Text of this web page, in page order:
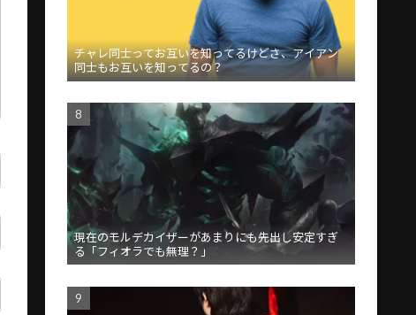
チャレ同士ってお互いを知ってるけどさ、アイアン
同士もお互いを知ってるの？
現在のモルデカイザーがあまりにも先出し安定すぎ
る「フィオラでも無理？」